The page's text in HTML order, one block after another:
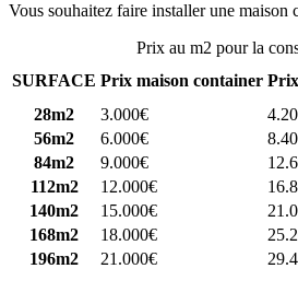
Vous souhaitez faire installer une maison
Prix au m2 pour la
SURFACE Prix maison container
28m2
3.000€
56m2
6.000€
84m2
9.000€
112m2
12.000€
140m2
15.000€
168m2
18.000€
196m2
21.000€